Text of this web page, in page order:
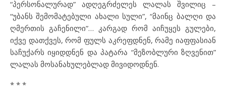
“პერსონალურად” ადღეგრძელეს ლალას შვილიც –
“უბანს შემომატებული ახალი სული”, “მაინც ბალღი და
ღმერთის გაჩენილი”… კარგად რომ აიჩუყეს გულები,
იქვე დათქვეს, რომ ფულს აკრეფდნენ, რამე იაფფასიან
საჩუქარს იყიდდნენ და პატარა “მეზობლური ზღვენით”
ლალას მოსანახულებლად მივიდოდნენ.
* * *